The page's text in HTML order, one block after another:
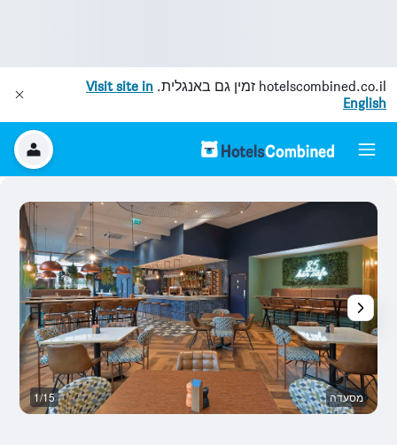
hotelscombined.co.il זמין גם באנגלית. Visit site in
English
מסעדה 1/15